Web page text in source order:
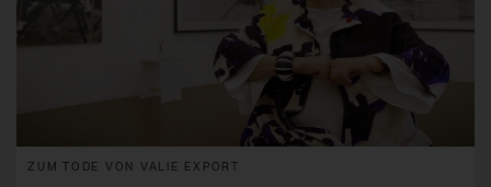
ZUM TODE VON VALIE EXPORT